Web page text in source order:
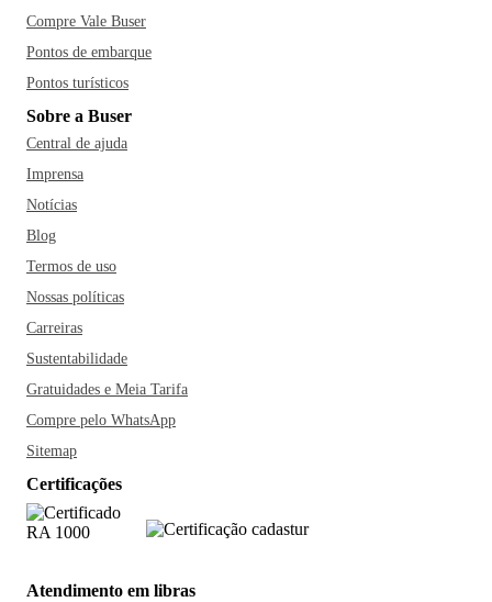
Compre Vale Buser
Pontos de embarque
Pontos turísticos
Sobre a Buser
Central de ajuda
Imprensa
Notícias
Blog
Termos de uso
Nossas políticas
Carreiras
Sustentabilidade
Gratuidades e Meia Tarifa
Compre pelo WhatsApp
Sitemap
Certificações
Atendimento em libras